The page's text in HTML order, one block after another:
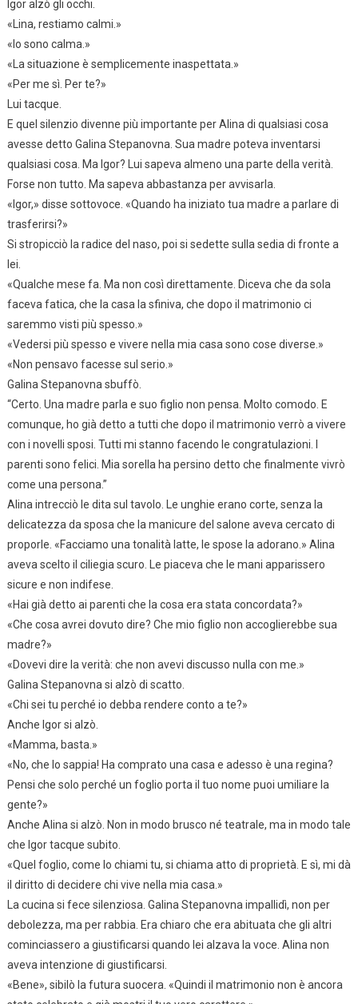
Igor alzò gli occhi.
«Lina, restiamo calmi.»
«Io sono calma.»
«La situazione è semplicemente inaspettata.»
«Per me sì. Per te?»
Lui tacque.
E quel silenzio divenne più importante per Alina di qualsiasi cosa
avesse detto Galina Stepanovna. Sua madre poteva inventarsi
qualsiasi cosa. Ma Igor? Lui sapeva almeno una parte della verità.
Forse non tutto. Ma sapeva abbastanza per avvisarla.
«Igor,» disse sottovoce. «Quando ha iniziato tua madre a parlare di
trasferirsi?»
Si stropicciò la radice del naso, poi si sedette sulla sedia di fronte a
lei.
«Qualche mese fa. Ma non così direttamente. Diceva che da sola
faceva fatica, che la casa la sfiniva, che dopo il matrimonio ci
saremmo visti più spesso.»
«Vedersi più spesso e vivere nella mia casa sono cose diverse.»
«Non pensavo facesse sul serio.»
Galina Stepanovna sbuffò.
“Certo. Una madre parla e suo figlio non pensa. Molto comodo. E
comunque, ho già detto a tutti che dopo il matrimonio verrò a vivere
con i novelli sposi. Tutti mi stanno facendo le congratulazioni. I
parenti sono felici. Mia sorella ha persino detto che finalmente vivrò
come una persona.”
Alina intrecciò le dita sul tavolo. Le unghie erano corte, senza la
delicatezza da sposa che la manicure del salone aveva cercato di
proporle. «Facciamo una tonalità latte, le spose la adorano.» Alina
aveva scelto il ciliegia scuro. Le piaceva che le mani apparissero
sicure e non indifese.
«Hai già detto ai parenti che la cosa era stata concordata?»
«Che cosa avrei dovuto dire? Che mio figlio non accoglierebbe sua
madre?»
«Dovevi dire la verità: che non avevi discusso nulla con me.»
Galina Stepanovna si alzò di scatto.
«Chi sei tu perché io debba rendere conto a te?»
Anche Igor si alzò.
«Mamma, basta.»
«No, che lo sappia! Ha comprato una casa e adesso è una regina?
Pensi che solo perché un foglio porta il tuo nome puoi umiliare la
gente?»
Anche Alina si alzò. Non in modo brusco né teatrale, ma in modo tale
che Igor tacque subito.
«Quel foglio, come lo chiami tu, si chiama atto di proprietà. E sì, mi dà
il diritto di decidere chi vive nella mia casa.»
La cucina si fece silenziosa. Galina Stepanovna impallidì, non per
debolezza, ma per rabbia. Era chiaro che era abituata che gli altri
cominciassero a giustificarsi quando lei alzava la voce. Alina non
aveva intenzione di giustificarsi.
«Bene», sibilò la futura suocera. «Quindi il matrimonio non è ancora